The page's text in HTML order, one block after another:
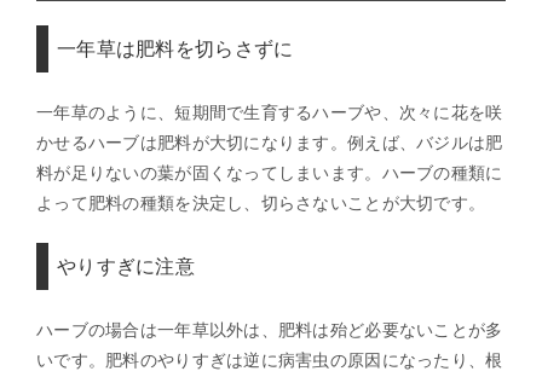
一年草は肥料を切らさずに
一年草のように、短期間で生育するハーブや、次々に花を咲
かせるハーブは肥料が大切になります。例えば、バジルは肥
料が足りないの葉が固くなってしまいます。ハーブの種類に
よって肥料の種類を決定し、切らさないことが大切です。
やりすぎに注意
ハーブの場合は一年草以外は、肥料は殆ど必要ないことが多
いです。肥料のやりすぎは逆に病害虫の原因になったり、根